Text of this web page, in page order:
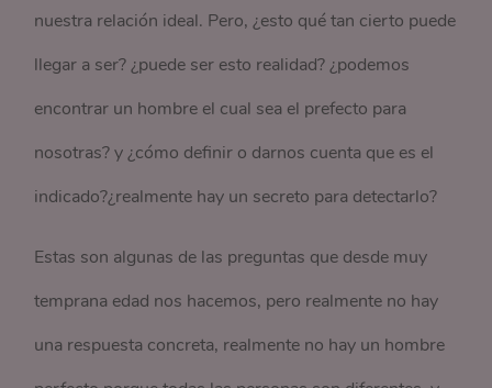
nuestra relación ideal. Pero, ¿esto qué tan cierto puede
llegar a ser? ¿puede ser esto realidad? ¿podemos
encontrar un hombre el cual sea el prefecto para
nosotras? y ¿cómo definir o darnos cuenta que es el
indicado?¿realmente hay un secreto para detectarlo?
Estas son algunas de las preguntas que desde muy
temprana edad nos hacemos, pero realmente no hay
una respuesta concreta, realmente no hay un hombre